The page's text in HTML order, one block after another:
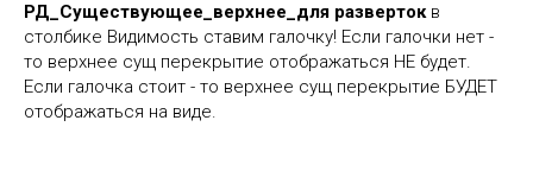
РД_Существующее_верхнее_для разверток в
столбике Видимость ставим галочку! Если галочки нет -
то верхнее сущ перекрытие отображаться НЕ будет.
Если галочка стоит - то верхнее сущ перекрытие БУДЕТ
отображаться на виде.